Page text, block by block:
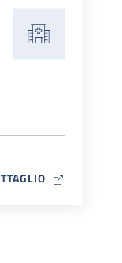
MAP ICON